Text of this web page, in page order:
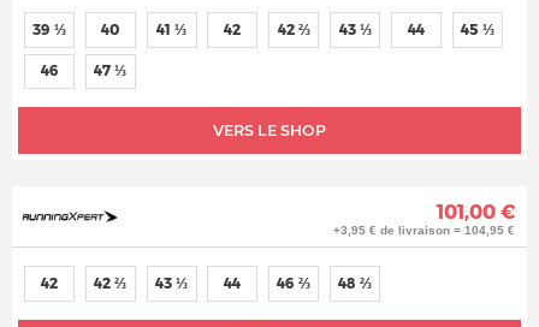
VERS LE SHOP
39 ⅓ 40 41 ⅓ 42 42 ⅔ 43 ⅓ 44 45 ⅓
46 47 ⅓
101,00 €
+3,95 € de livraison = 104,95 €
42 42 ⅔ 43 ⅓ 44 46 ⅔ 48 ⅔